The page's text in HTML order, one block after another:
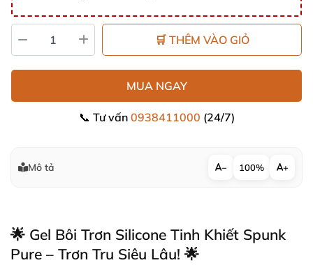
🛒 THÊM VÀO GIỎ
MUA NGAY
📞 Tư vấn 0938411000 (24/7)
Mô tả − 100% +
🌟 Gel Bôi Trơn Silicone Tinh Khiết Spunk
Pure – Trơn Tru Siêu Lâu! 🌟